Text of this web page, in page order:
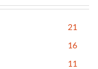
21
16
11